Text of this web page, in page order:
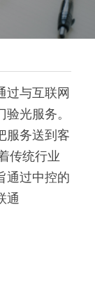
过与互联网
光服务。
服务送到客
传统行业
通过中控的
通